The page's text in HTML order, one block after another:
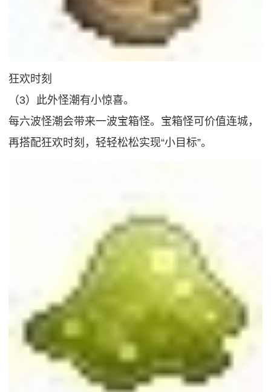
狂欢时刻
（3）此外怪潮有小惊喜。
每六波怪潮会带来一波宝箱怪。宝箱怪可价值连城，
再搭配狂欢时刻，轻轻松松实现“小目标”。